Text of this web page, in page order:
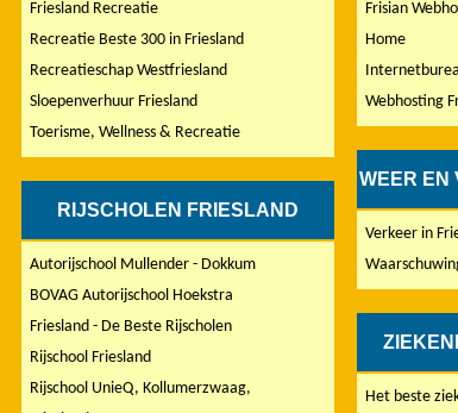
Friesland Recreatie
Recreatie Beste 300 in Friesland
Recreatieschap Westfriesland
Sloepenverhuur Friesland
Toerisme, Wellness & Recreatie
RIJSCHOLEN FRIESLAND
Autorijschool Mullender - Dokkum
BOVAG Autorijschool Hoekstra
Friesland - De Beste Rijscholen
Rijschool Friesland
Rijschool UnieQ, Kollumerzwaag,
Frisian
Home
Webhosting
WEER EN
Verkeer in
Het beste